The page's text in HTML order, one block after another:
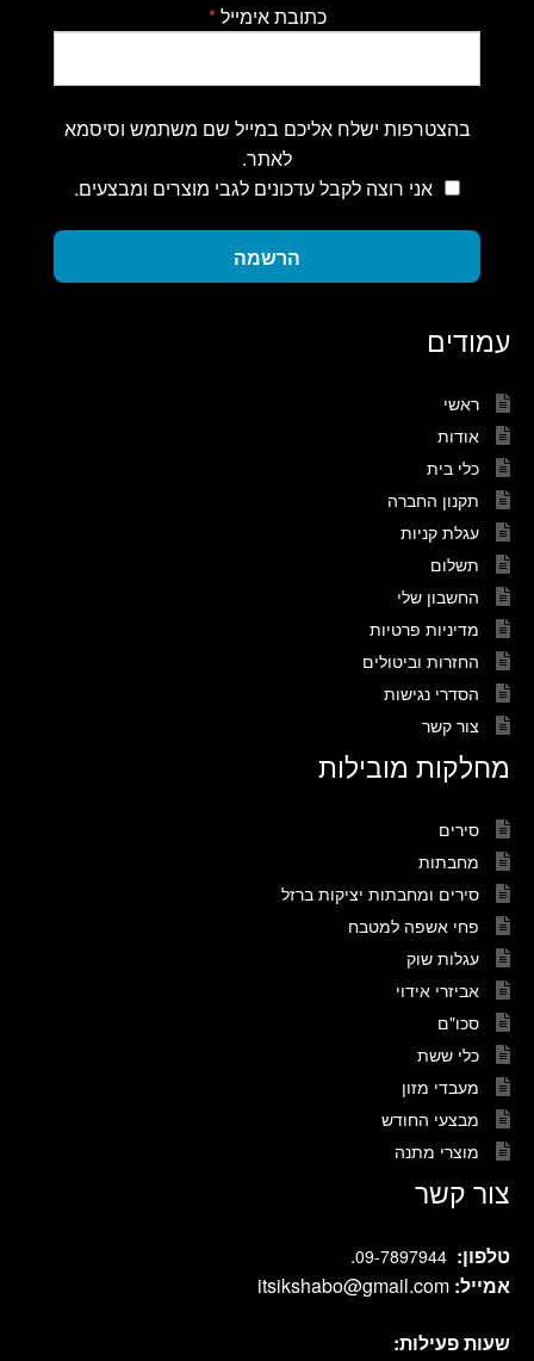
כתובת אימייל*
בהצטרפות ישלח אליכם במייל שם משתמש וסיסמא
לאתר.
אני רוצה לקבל עדכונים לגבי מוצרים ומבצעים.
הרשמה
עמודים
ראשי
אודות
כלי בית
תקנון החברה
עגלת קניות
תשלום
החשבון שלי
מדיניות פרטיות
החזרות וביטולים
הסדרי נגישות
צור קשר
מחלקות מובילות
סירים
מחבתות
סירים ומחבתות יציקות ברזל
פחי אשפה למטבח
עגלות שוק
אביזרי אידוי
סכו"ם
כלי ששת
מעבדי מזון
מבצעי החודש
מוצרי מתנה
צור קשר
טלפון: 09-7897944
.
אמייל: itsikshabo@gmail.com
שעות פעילות: